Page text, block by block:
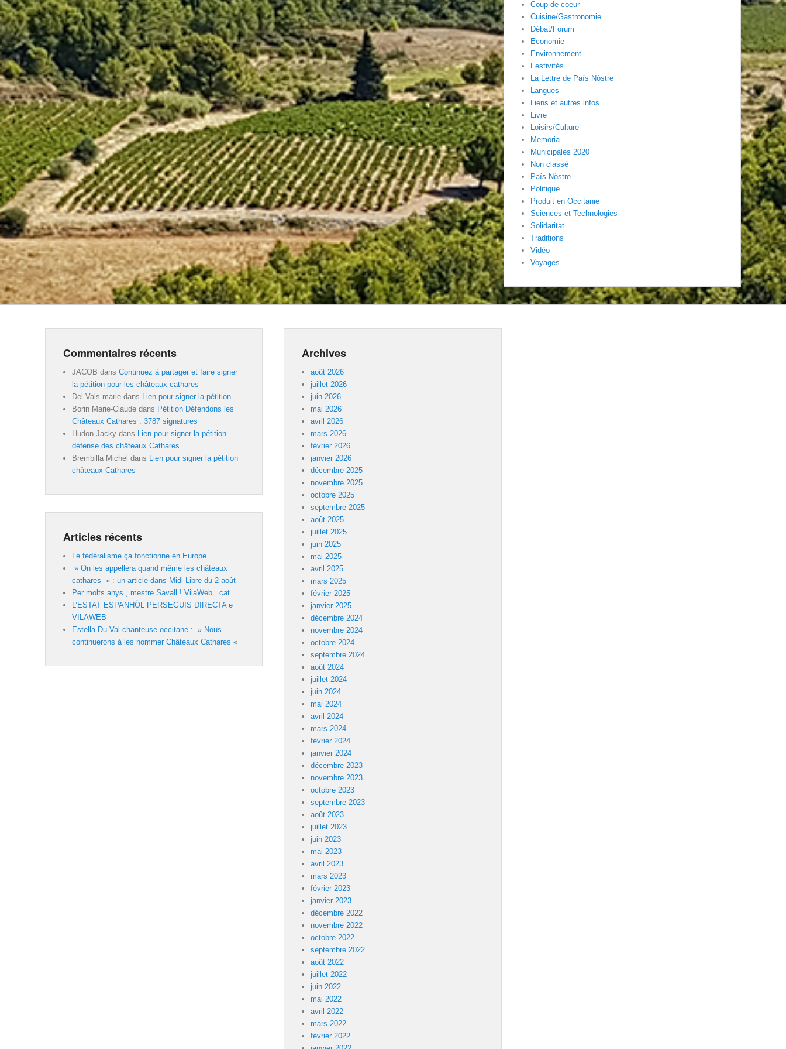
Coup de coeur
Cuisine/Gastronomie
Débat/Forum
Economie
Environnement
Festivités
La Lettre de País Nòstre
Langues
Liens et autres infos
Livre
Loisirs/Culture
Memoria
Municipales 2020
Non classé
País Nòstre
Politique
Produit en Occitanie
Sciences et Technologies
Solidaritat
Traditions
Vidéo
Voyages
Commentaires récents
JACOB dans Continuez à partager et faire signer
la pétition pour les châteaux cathares
Del Vals marie dans
Lien pour signer la pétition
Borin Marie-Claude dans Pétition Défendons les
Châteaux Cathares : 3787 signatures
Hudon Jacky dans
Lien pour signer la pétition
défense des châteaux Cathares
Brembilla Michel dans
Lien pour signer la pétition
châteaux Cathares
Articles récents
Le fédéralisme ça fonctionne en Europe
» On les appellera quand même les châteaux
cathares » : un article dans Midi Libre du 2 août
Per molts anys , mestre Savall ! VilaWeb . cat
L’ESTAT ESPANHÒL PERSEGUIS DIRECTA e
VILAWEB
Estella Du Val chanteuse occitane : » Nous
continuerons à les nommer Châteaux Cathares «
Archives
août 2026
juillet 2026
juin 2026
mai 2026
avril 2026
mars 2026
février 2026
janvier 2026
décembre 2025
novembre 2025
octobre 2025
septembre 2025
août 2025
juillet 2025
juin 2025
mai 2025
avril 2025
mars 2025
février 2025
janvier 2025
décembre 2024
novembre 2024
octobre 2024
septembre 2024
août 2024
juillet 2024
juin 2024
mai 2024
avril 2024
mars 2024
février 2024
janvier 2024
décembre 2023
novembre 2023
octobre 2023
septembre 2023
août 2023
juillet 2023
juin 2023
mai 2023
avril 2023
mars 2023
février 2023
janvier 2023
décembre 2022
novembre 2022
octobre 2022
septembre 2022
août 2022
juillet 2022
juin 2022
mai 2022
avril 2022
mars 2022
février 2022